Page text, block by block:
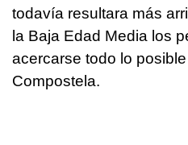
todavía resultara más
la Baja Edad Media los
acercarse todo lo
Compostela.